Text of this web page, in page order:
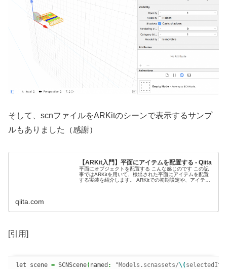
そして、scnファイルをARKitのシーンで表示するサンプ
ルもありました（感謝）
【ARKit入門】平面にアイテムを配置する - Qiita
平面にオブジェクトを配置する こんな感じのです この記
事ではARKitを用いて、検出された平面にアイテムを配置
する実装を紹介します。 ARKitでの初期設定や、アイテム
qiita.com
[引用]
let scene = SCNScene( named : "Models.scnassets/\(